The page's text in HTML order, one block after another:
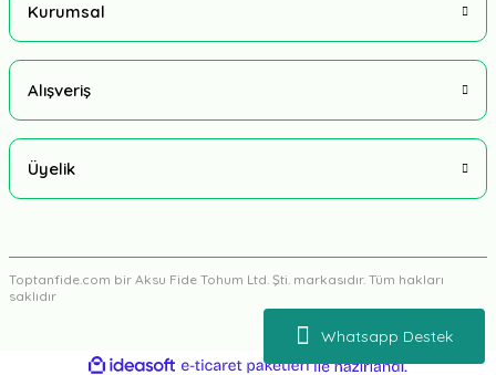
Whatsapp Destek
Kurumsal
Alışveriş
Üyelik
Toptanfide.com bir Aksu Fide Tohum Ltd. Şti. markasıdır. Tüm hakları
saklıdır
ideasoft e- ile